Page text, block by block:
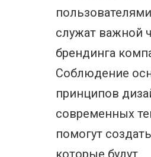
служат важной
брендинга
Соблюдение
принципов
современных
помогут
которые будут